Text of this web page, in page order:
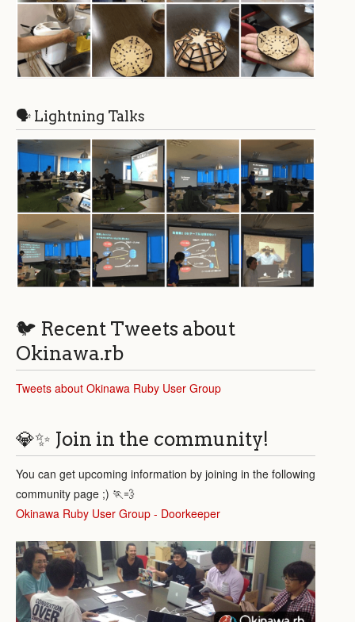
🗣 Lightning Talks
🐦 Recent Tweets about
Okinawa.rb
Tweets about Okinawa Ruby User Group
💎✨ Join in the community!
You can get upcoming information by joining in the following
community page ;) 🏃💨
Okinawa Ruby User Group - Doorkeeper